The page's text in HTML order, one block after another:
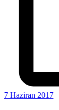
7 Haziran 2017